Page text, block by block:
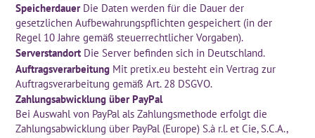
Speicherdauer Die Daten werden für die Dauer der
gesetzlichen Aufbewahrungspflichten gespeichert (in der
Regel 10 Jahre gemäß steuerrechtlicher Vorgaben).
Serverstandort Die Server befinden sich in Deutschland.
Auftragsverarbeitung Mit pretix.eu besteht ein Vertrag zur
Auftragsverarbeitung gemäß Art. 28 DSGVO.
Zahlungsabwicklung über PayPal
Bei Auswahl von PayPal als Zahlungsmethode erfolgt die
Zahlungsabwicklung über PayPal (Europe) S.à r.l. et Cie, S.C.A.,